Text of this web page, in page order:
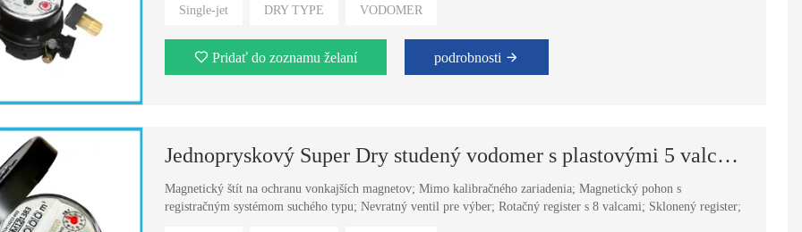
Single-jet
DRY TYPE VODOMER
Pridať do zoznamu želaní podrobnosti
Jednopryskový Super Dry studený vodomer s plastovými 5 valcami
Magnetický štít na ochranu vonkajších magnetov; Mimo kalibračného zariadenia; Magnetický pohon s
registračným systémom suchého typu; Nevratný ventil pre výber; Rotačný register s 8 valcami; Sklonený register;